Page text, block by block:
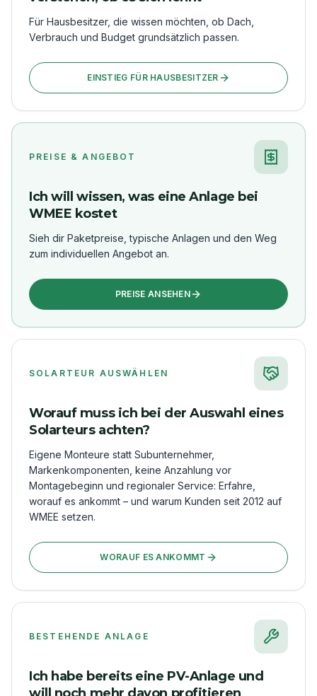
Für Hausbesitzer, die wissen möchten, ob Dach,
Verbrauch und Budget grundsätzlich passen.
EINSTIEG FÜR HAUSBESITZER
PREISE & ANGEBOT
Ich will wissen, was eine Anlage bei
WMEE kostet
Sieh dir Paketpreise, typische Anlagen und den Weg
zum individuellen Angebot an.
PREISE ANSEHEN
SOLARTEUR AUSWÄHLEN
Worauf muss ich bei der Auswahl eines
Solarteurs achten?
Eigene Monteure statt Subunternehmer,
Markenkomponenten, keine Anzahlung vor
Montagebeginn und regionaler Service: Erfahre,
worauf es ankommt – und warum Kunden seit 2012 auf
WMEE setzen.
WORAUF ES ANKOMMT
BESTEHENDE ANLAGE
Ich habe bereits eine PV-Anlage und
will noch mehr davon profitieren